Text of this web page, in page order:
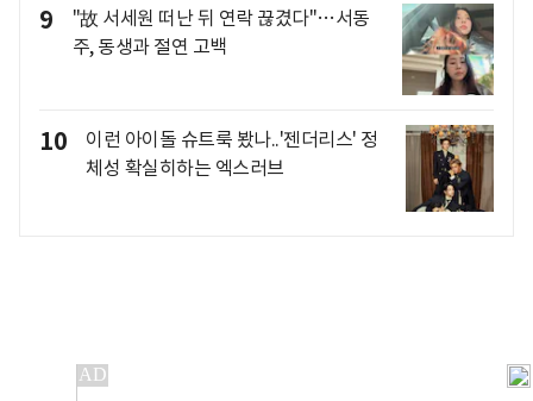
9
"故 서세원 떠난 뒤 연락 끊겼다"…서동
주, 동생과 절연 고백
10
이런 아이돌 슈트룩 봤나..'젠더리스' 정
체성 확실히하는 엑스러브